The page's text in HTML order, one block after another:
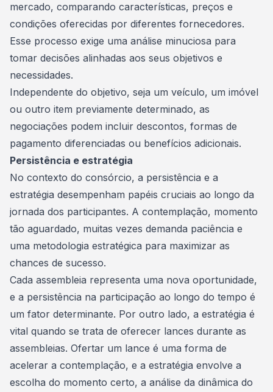
mercado, comparando características, preços e
condições oferecidas por diferentes fornecedores.
Esse processo exige uma análise minuciosa para
tomar decisões alinhadas aos seus objetivos e
necessidades.
Independente do objetivo, seja um veículo, um imóvel
ou outro item previamente determinado, as
negociações podem incluir descontos, formas de
pagamento diferenciadas ou benefícios adicionais.
Persistência e estratégia
No contexto do consórcio, a persistência e a
estratégia desempenham papéis cruciais ao longo da
jornada dos participantes. A contemplação, momento
tão aguardado, muitas vezes demanda paciência e
uma metodologia estratégica para maximizar as
chances de sucesso.
Cada assembleia representa uma nova oportunidade,
e a persistência na participação ao longo do tempo é
um fator determinante. Por outro lado, a estratégia é
vital quando se trata de oferecer lances durante as
assembleias. Ofertar um lance é uma forma de
acelerar a contemplação, e a estratégia envolve a
escolha do momento certo, a análise da dinâmica do